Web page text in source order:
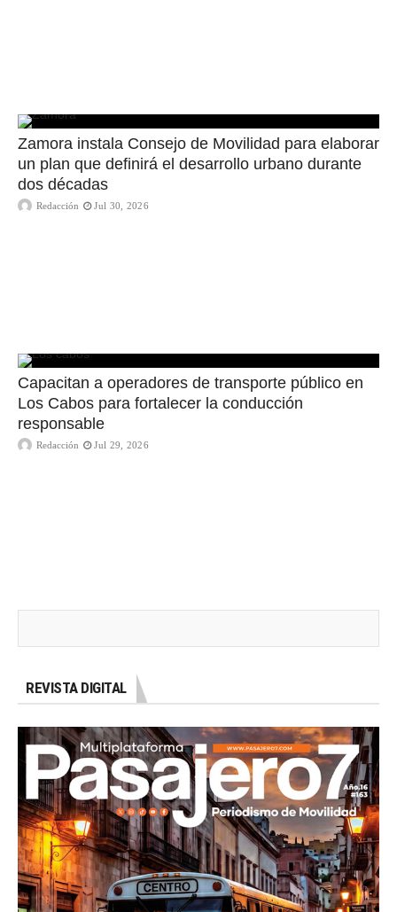
Zamora instala Consejo de Movilidad para elaborar
un plan que definirá el desarrollo urbano durante
dos décadas
Redacción Jul 30, 2026
Capacitan a operadores de transporte público en
Los Cabos para fortalecer la conducción
responsable
Redacción Jul 29, 2026
REVISTA DIGITAL